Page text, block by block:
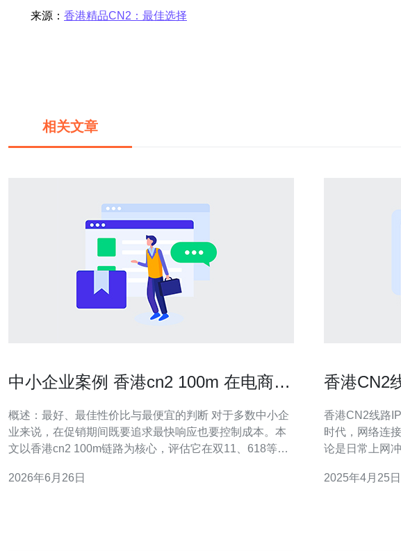
来源： 香港精品CN2：最佳选择
相关文章
中小企业案例 香港cn2 100m 在电商促
概述：最好、最佳性价比与最便宜的判断 对于多数中小企
业来说，在促销期间既要追求最快响应也要控制成本。本
文以香港cn2 100m链路为核心，评估它在双11、618等电
（性价比与可扩展性）到“最便宜”（最低成本可接受方案）
2026年6月26日
香港CN2
香港CN2线路IP：
时代，网络连
论是日常上网
路IP就是一种出色的选择。 香港
2025年4月25日